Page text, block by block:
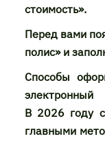
стоимость».
Перед вами
полис» и
Способы
электронный
В 2026 году
главными